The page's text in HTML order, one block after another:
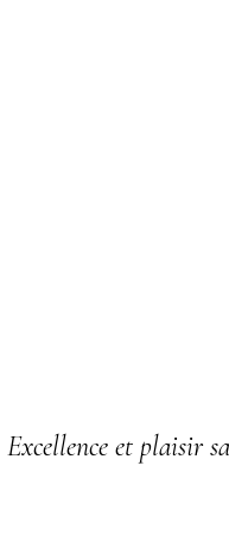
Excellence et plaisir